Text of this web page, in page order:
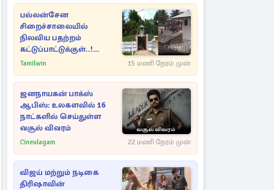
பல்லன்சேன
சிறைச்சாலையில்
நிலவிய பதற்றம்
கட்டுப்பாட்டுக்குள்..!
அதிரடியாக களமிறங்கிய
Tamilwin 15 மணி நேரம் முன்
ஜனநாயகன் பாக்ஸ்
ஆபிஸ்: உலகளவில் 16
நாட்களில் செய்துள்ள
வசூல் விவரம்
Cineulagam 22 மணி நேரம் முன்
விஜய் மற்றும் நடிகை
திரிஷாவின்